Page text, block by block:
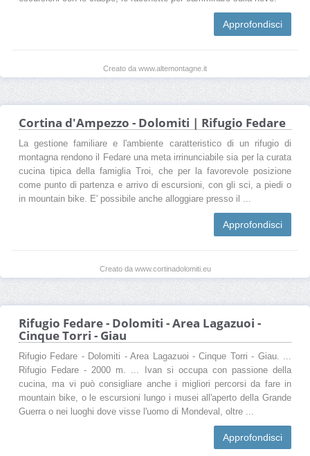
Approfondisci
Creato da www.altemontagne.it
Cortina d'Ampezzo - Dolomiti | Rifugio Fedare
La gestione familiare e l'ambiente caratteristico di un rifugio di
montagna rendono il Fedare una meta irrinunciabile sia per la curata
cucina tipica della famiglia Troi, che per la favorevole posizione
come punto di partenza e arrivo di escursioni, con gli sci, a piedi o
in mountain bike. E' possibile anche alloggiare presso il ...
Approfondisci
Creato da www.cortinadolomiti.eu
Rifugio Fedare - Dolomiti - Area Lagazuoi -
Cinque Torri - Giau
Rifugio Fedare - Dolomiti - Area Lagazuoi - Cinque Torri - Giau. ...
Rifugio Fedare - 2000 m. ... Ivan si occupa con passione della
cucina, ma vi può consigliare anche i migliori percorsi da fare in
mountain bike, o le escursioni lungo i musei all'aperto della Grande
Guerra o nei luoghi dove visse l'uomo di Mondeval, oltre ...
Approfondisci